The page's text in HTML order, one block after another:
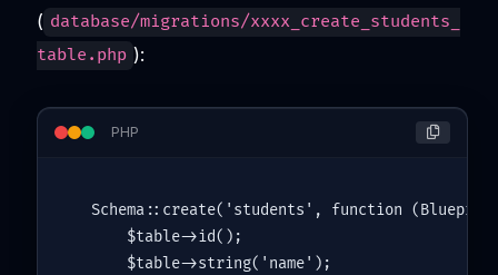
( database/migrations/xxxx_create_students_
table.php ):
PHP
Schema :: create( 'students' , function
$table->id();
$table->string( 'name' );